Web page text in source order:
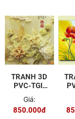
TRANH 3D
PVC-TGI-
YD-P104
Giá:
850.000đ